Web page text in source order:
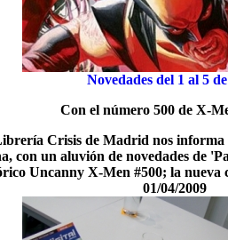
Novedades del 1 al 5
Con el número 500 de X-
Crisis de Madrid nos informa
con un aluvión de novedades de
Uncanny X-Men #500; la
01/04/2009